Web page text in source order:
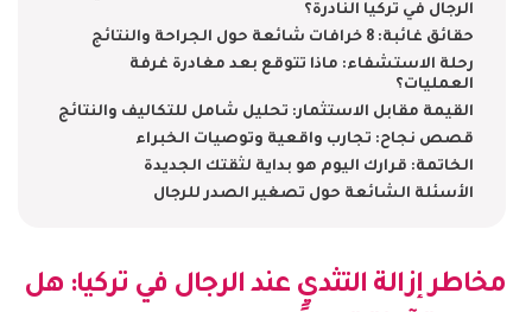
الرجال في تركيا النادرة؟
حقائق غائبة: 8 خرافات شائعة حول الجراحة والنتائج
رحلة الاستشفاء: ماذا تتوقع بعد مغادرة غرفة
العمليات؟
القيمة مقابل الاستثمار: تحليل شامل للتكاليف والنتائج
قصص نجاح: تجارب واقعية وتوصيات الخبراء
الخاتمة: قرارك اليوم هو بداية لثقتك الجديدة
الأسئلة الشائعة حول تصغير الصدر للرجال
مخاطر إزالة التثدي عند الرجال في تركيا: هل